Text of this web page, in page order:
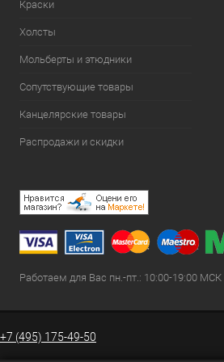
Краски
Холсты
Мольберты и этюдники
Сопутствующие товары
Канцелярские товары
Распродажи и скидки
Работаем для Вас пн.-пт.: 10:00-19:00 МСК
+7 (495) 175-49-50